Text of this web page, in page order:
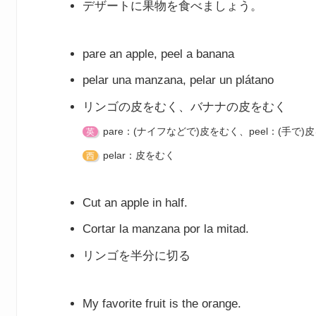
デザートに果物を食べましょう。
pare an apple, peel a banana
pelar una manzana, pelar un plátano
リンゴの皮をむく、バナナの皮をむく
英 pare：(ナイフなどで)皮をむく、peel：(手で)
西 pelar：皮をむく
Cut an apple in half.
Cortar la manzana por la mitad.
リンゴを半分に切る
My favorite fruit is the orange.